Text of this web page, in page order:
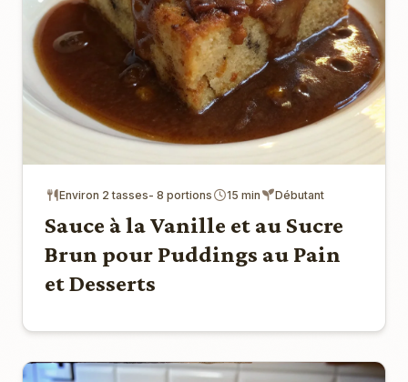
Environ 2 tasses- 8 portions 15 min Débutant
Sauce à la Vanille et au Sucre
Brun pour Puddings au Pain
et Desserts